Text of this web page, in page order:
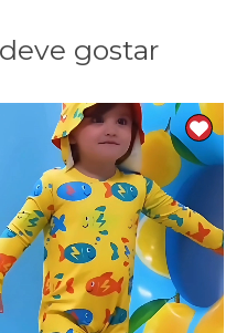
gostar